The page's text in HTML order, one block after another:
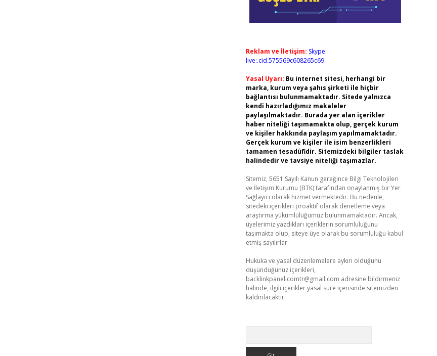
Reklam ve İletişim: Skype:
live:.cid.575569c608265c69
Yasal Uyarı: Bu internet sitesi, herhangi bir
marka, kurum veya şahıs şirketi ile hiçbir
bağlantısı bulunmamaktadır. Sitede yalnızca
kendi hazırladığımız makaleler
paylaşılmaktadır. Burada yer alan içerikler
haber niteliği taşımamakta olup, gerçek kurum
ve kişiler hakkında paylaşım yapılmamaktadır.
Gerçek kurum ve kişiler ile isim benzerlikleri
tamamen tesadüfidir. Sitemizdeki bilgiler taslak
halindedir ve tavsiye niteliği taşımazlar.
Sitemiz, 5651 Sayılı Kanun gereğince Bilgi Teknolojileri
ve İletişim Kurumu (BTK) tarafından onaylanmış bir Yer
Sağlayıcı olarak hizmet vermektedir. Bu nedenle,
sitedeki içerikleri proaktif olarak denetleme veya
araştırma yükümlülüğümüz bulunmamaktadır. Ancak,
üyelerimiz yazdıkları içeriklerin sorumluluğunu
taşımakta olup, siteye üye olarak bu sorumluluğu kabul
etmiş sayılırlar.
Hukuka ve yasal düzenlemelere aykırı olduğunu
düşündüğünüz içerikleri,
backlinkpanelicomtr@gmail.com adresine bildirmeniz
halinde, ilgili içerikler yasal süre içerisinde sitemizden
kaldırılacaktır.